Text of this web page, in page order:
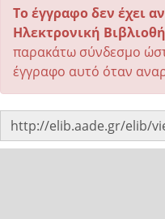
Το έγγραφο δεν έχει
Ηλεκτρονική
παρακάτω σύνδεσμο
έγγραφο αυτό όταν